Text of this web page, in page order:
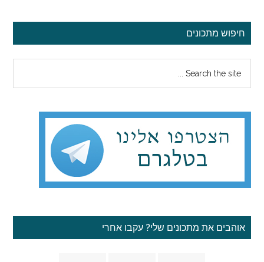
סרגל
ראשי
חיפוש מתכונים
Search
אוהבים את מתכונים שלי? עקבו אחרי